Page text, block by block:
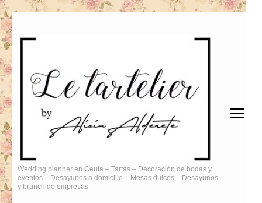
Saltar
al
(presiona
la
tecla
Wedding planner en Ceuta – Tartas – Decoración de bodas y
eventos – Desayunos a domicilio – Mesas dulces – Desayunos
y brunch de empresas